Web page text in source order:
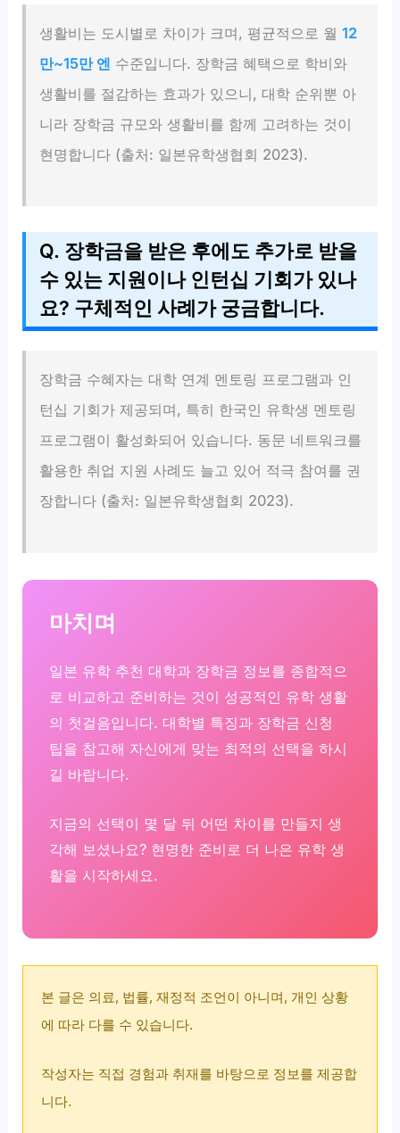
생활비는 도시별로 차이가 크며, 평균적으로 월12
만~15만 엔 수준입니다. 장학금 혜택으로 학비와
생활비를 절감하는 효과가 있으니, 대학 순위뿐 아
니라 장학금 규모와 생활비를 함께 고려하는 것이
현명합니다 (출처: 일본유학생협회 2023).
Q. 장학금을 받은 후에도 추가로 받을
수 있는 지원이나 인턴십 기회가 있나
요? 구체적인 사례가 궁금합니다.
장학금 수혜자는 대학 연계 멘토링 프로그램과 인
턴십 기회가 제공되며, 특히 한국인 유학생 멘토링
프로그램이 활성화되어 있습니다. 동문 네트워크를
활용한 취업 지원 사례도 늘고 있어 적극 참여를 권
장합니다 (출처: 일본유학생협회 2023).
마치며
일본 유학 추천 대학과 장학금 정보를 종합적으
로 비교하고 준비하는 것이 성공적인 유학 생활
의 첫걸음입니다. 대학별 특징과 장학금 신청
팁을 참고해 자신에게 맞는 최적의 선택을 하시
길 바랍니다.
지금의 선택이 몇 달 뒤 어떤 차이를 만들지 생
각해 보셨나요? 현명한 준비로 더 나은 유학 생
활을 시작하세요.
본 글은 의료, 법률, 재정적 조언이 아니며, 개인 상황
에 따라 다를 수 있습니다.
작성자는 직접 경험과 취재를 바탕으로 정보를 제공합
니다.